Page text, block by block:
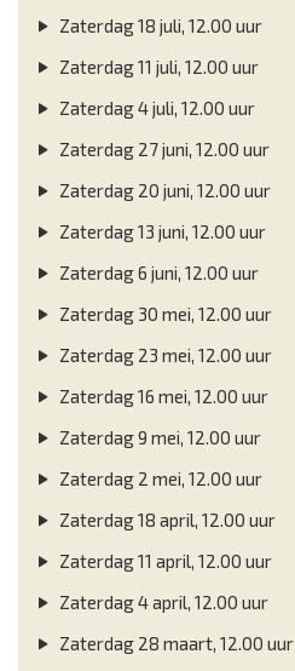
Zaterdag 18 juli, 12.00 uur
Zaterdag 11 juli, 12.00 uur
Zaterdag 4 juli, 12.00 uur
Zaterdag 27 juni, 12.00 uur
Zaterdag 20 juni, 12.00 uur
Zaterdag 13 juni, 12.00 uur
Zaterdag 6 juni, 12.00 uur
Zaterdag 30 mei, 12.00 uur
Zaterdag 23 mei, 12.00 uur
Zaterdag 16 mei, 12.00 uur
Zaterdag 9 mei, 12.00 uur
Zaterdag 2 mei, 12.00 uur
Zaterdag 18 april, 12.00 uur
Zaterdag 11 april, 12.00 uur
Zaterdag 4 april, 12.00 uur
Zaterdag 28 maart, 12.00 uur